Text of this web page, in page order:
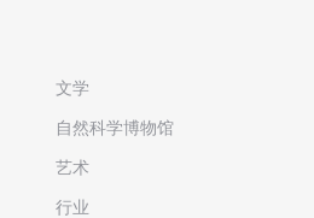
文学
自然科学博物馆
艺术
行业